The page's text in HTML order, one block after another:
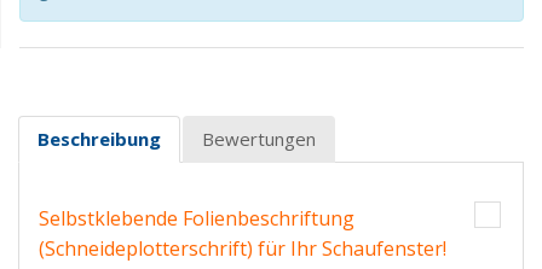
Beschreibung Bewertungen
Selbstklebende Folienbeschriftung
(Schneideplotterschrift) für Ihr Schaufenster!